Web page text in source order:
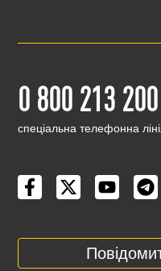
0 800 213 200
cпеціальна телефонна